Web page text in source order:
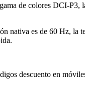
de colores DCI-
nativa es de 60 Hz, la
descuento en